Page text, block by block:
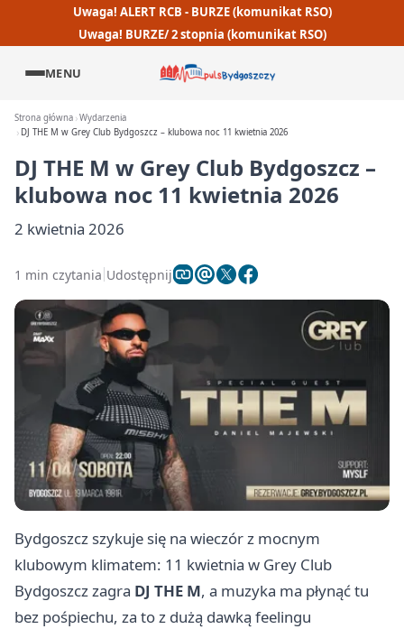
Uwaga! ALERT RCB - BURZE (komunikat RSO)
Uwaga! BURZE/ 2 stopnia (komunikat RSO)
MENU
Strona główna Wydarzenia
DJ THE M w Grey Club Bydgoszcz – klubowa noc 11 kwietnia 2026
DJ THE M w Grey Club Bydgoszcz –
klubowa noc 11 kwietnia 2026
2 kwietnia 2026
1 min czytania Udostępnij
Bydgoszcz szykuje się na wieczór z mocnym
klubowym klimatem: 11 kwietnia w Grey Club
Bydgoszcz zagra DJ THE M, a muzyka ma płynąć tu
bez pośpiechu, za to z dużą dawką feelingu